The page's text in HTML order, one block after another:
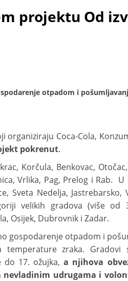
projektu Od
otpadom i
organiziraju Coca-Cola,
pokrenut.
Korčula, Benkovac,
Vrlika, Pag, Prelog i Rab.
Sveta Nedelja, Jastrebarsko,
velikih gradova (više od
Osijek, Dubrovnik i Zadar.
gospodarenje otpadom i
zraka. Gradovi
do 17. ožujka,a njihova
udrugama i